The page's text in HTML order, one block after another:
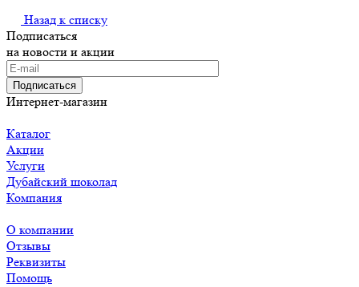
Назад к списку
Подписаться
на новости и акции
Подписаться
Интернет-магазин
Каталог
Акции
Услуги
Дубайский шоколад
Компания
О компании
Отзывы
Реквизиты
Помощь